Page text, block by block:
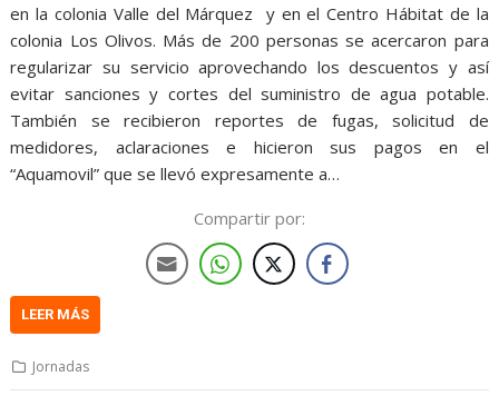
en la colonia Valle del Márquez y en el Centro Hábitat de la
colonia Los Olivos. Más de 200 personas se acercaron para
regularizar su servicio aprovechando los descuentos y así
evitar sanciones y cortes del suministro de agua potable.
También se recibieron reportes de fugas, solicitud de
medidores, aclaraciones e hicieron sus pagos en el
“Aquamovil” que se llevó expresamente a…
Compartir por:
LEER MÁS
Jornadas